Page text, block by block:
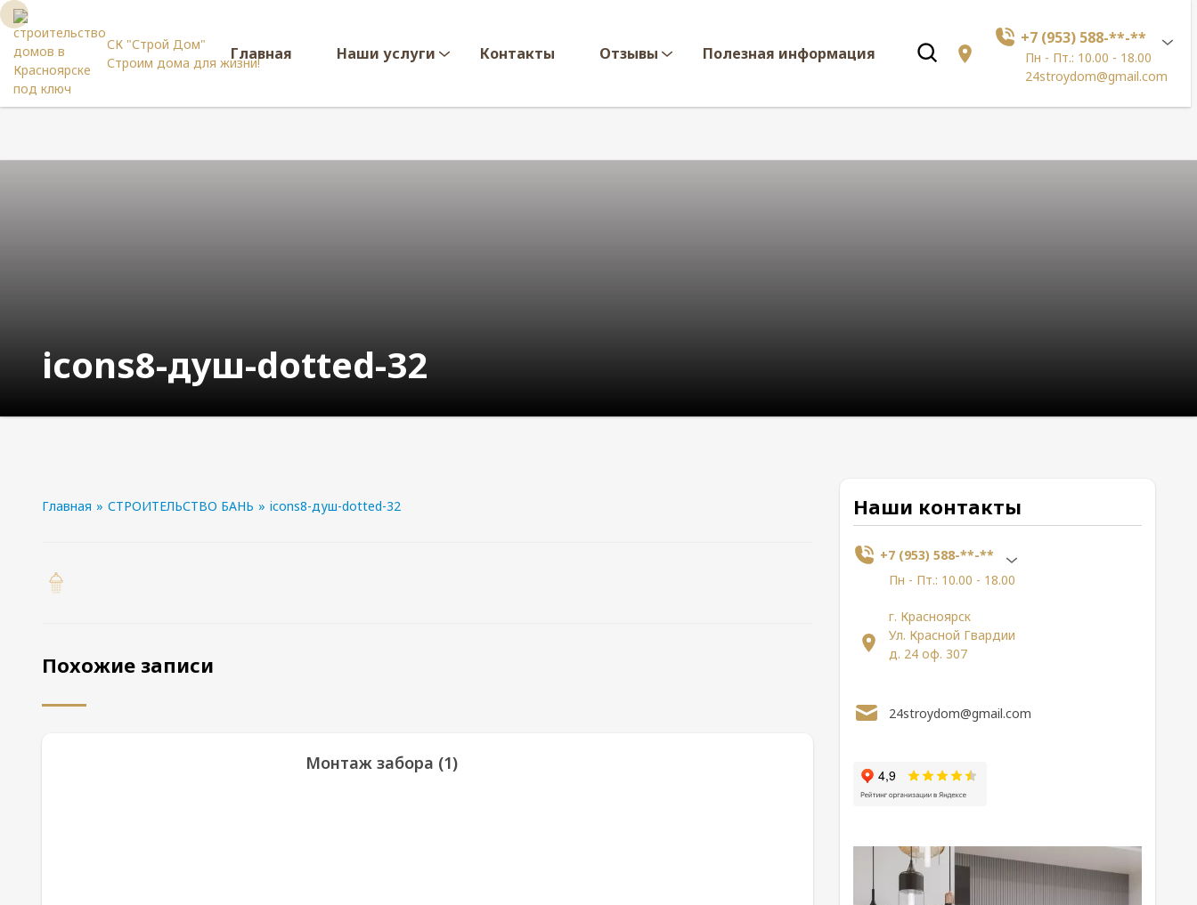
СК "Строй Дом"
Строим дома для жизни!Главная Наши услуги Контакты Отзывы Полезная информация
+7 (953) 588-**-**
Пн - Пт.: 10.00 - 18.00
24stroydom@gmail.com
icons8-душ-dotted-32
Главная » СТРОИТЕЛЬСТВО БАНЬ » icons8-душ-dotted-32
Похожие записи
Монтаж забора (1)
Наши контакты
+7 (953) 588-**-**
Пн - Пт.: 10.00 - 18.00
г. Красноярск
Ул. Красной Гвардии
д. 24 оф. 307
24stroydom@gmail.com